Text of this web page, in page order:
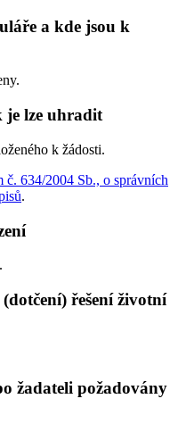
a kde jsou k
je lze uhradit
k žádosti.
č. 634/2004 Sb., o správních
.
řešení životní
žadateli požadovány